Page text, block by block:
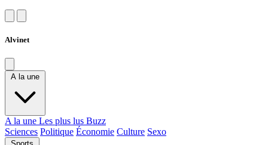
Alvinet
A la une
A la une Les plus lus Buzz
Sciences Politique Économie Culture Sexo